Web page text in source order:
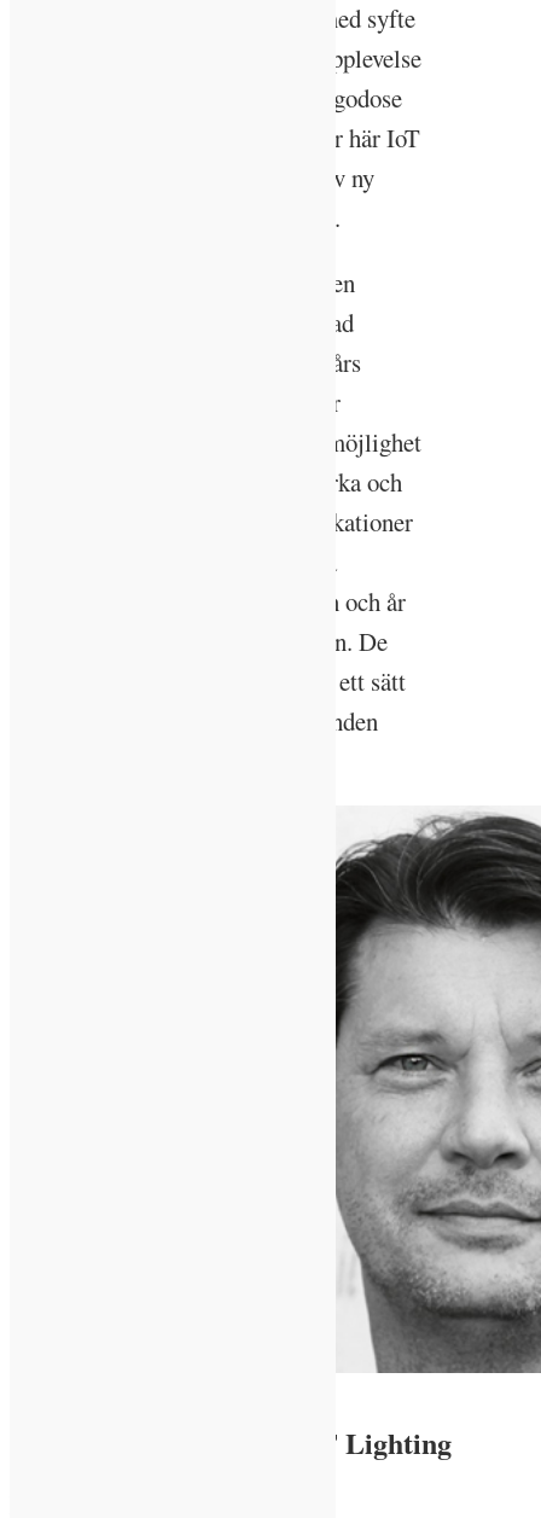
del av ett automatiserat system med syfte
att skapa en dynamisk flytande upplevelse
av ljuset i rummet men också tillgodose
ens individuella behov. Och det är här IoT
kommer in genom utvecklingen av ny
teknologi, säger Ronnie Eriksson.
Många steg har redan tagits mot en
automatiserad och individanpassad
belysning. Ett exempel är senare års
utveckling av olika typer av appar
framtagna för att ge användaren möjlighet
att styra över till exempel ljusstyrka och
färgbalans. Det finns också applikationer
där det går att synkronisera dessa
parametrar med plats, tid på dygn och år
för att följa den cirkadiska rytmen. De
beskrivs även kunna fungera som ett sätt
att motverka jetlag och årstidsbunden
Ronnie Eriksson. Foto: ÅF Lighting